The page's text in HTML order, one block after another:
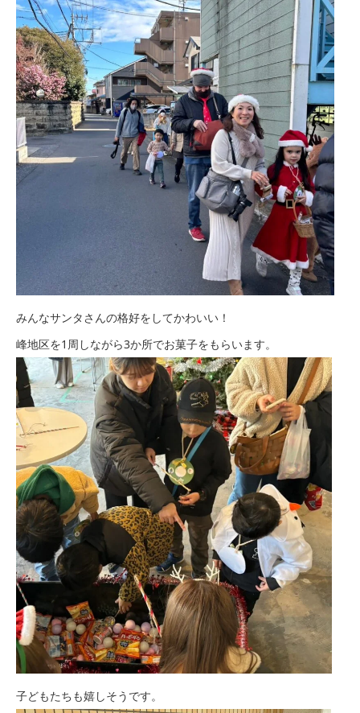
みんなサンタさんの格好をしてかわいい！
峰地区を1周しながら3か所でお菓子をもらいます。
子どもたちも嬉しそうです。